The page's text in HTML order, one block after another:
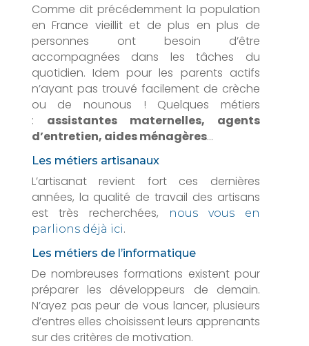
Comme dit précédemment la population
en France vieillit et de plus en plus de
personnes ont besoin d’être
accompagnées dans les tâches du
quotidien. Idem pour les parents actifs
n’ayant pas trouvé facilement de crèche
ou de nounous ! Quelques métiers
:
assistantes maternelles, agents
d’entretien, aides ménagères…
Les métiers artisanaux
L’artisanat revient fort ces dernières
années, la qualité de travail des artisans
est très recherchées,
nous vous en
parlions déjà ici.
Les métiers de l’informatique
De nombreuses formations existent pour
préparer les développeurs de demain.
N’ayez pas peur de vous lancer, plusieurs
d’entres elles choisissent leurs apprenants
sur des critères de motivation.